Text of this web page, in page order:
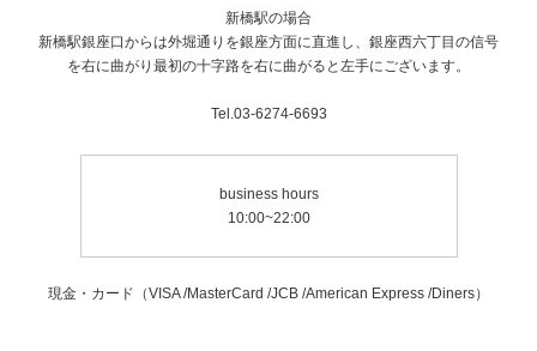
新橋駅の場合
新橋駅銀座口からは外堀通りを銀座方面に直進し、銀座西六丁目の信号
を右に曲がり最初の十字路を右に曲がると左手にございます。
Tel.03-6274-6693
business hours
10:00~22:00
現金・カード（VISA /MasterCard /JCB /American Express /Diners）